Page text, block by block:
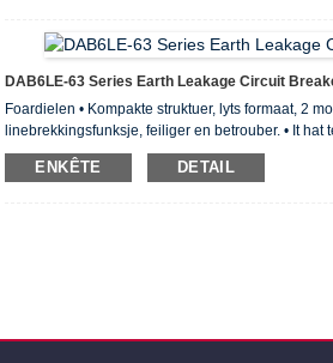
DAB6LE-63 Reststromapparaat Standert fan
en GB16917.1 Gefoelichheid: type A, type AC Rel
DAB6LE-63 Series Earth Leakage Circuit
Foardielen • Kompakte struktuer, lyts formaat, 2
linebrekkingsfunksje, feiliger en betrouber. • It hat
sterke ferbiningsfermogen. • It hat de
kontakttastân te identifisearjen. • Kin wurde brûkt
ENKÊTE DETAIL